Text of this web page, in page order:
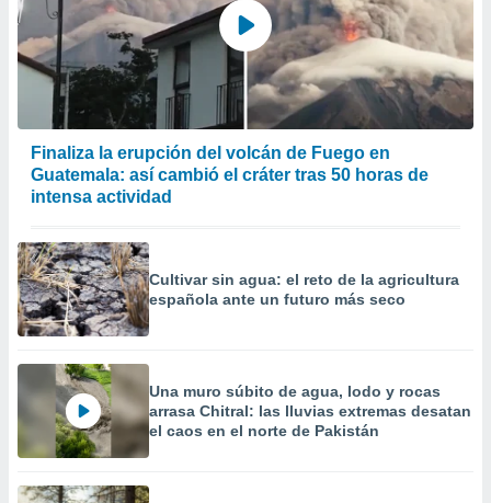
Finaliza la erupción del volcán de Fuego en
Guatemala: así cambió el cráter tras 50 horas de
intensa actividad
Cultivar sin agua: el reto de la agricultura
española ante un futuro más seco
Una muro súbito de agua, lodo y rocas
arrasa Chitral: las lluvias extremas desatan
el caos en el norte de Pakistán